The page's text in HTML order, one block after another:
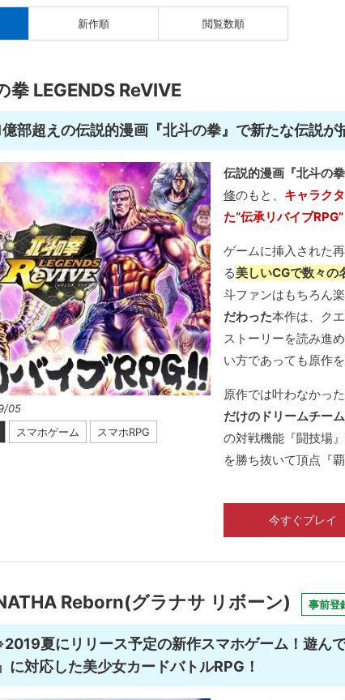
新作順 閲覧数順
拳 LEGENDS ReVIVE
部超えの伝説的漫画『北斗の拳』で新たな伝説が
05
スマホゲーム スマホRPG
伝説的漫画『北斗の
修のもと、 キャラク
た“伝承リバイブRPG”
ゲームに挿入された
る美しいCGで数々の
斗ファンはもちろん楽
だわった本作は、ク
ストーリーを読み進
い方であっても原作
原作では叶わなかっ
だけのドリームチー
の対戦機能『闘技場
を勝ち抜いて頂点『
今すぐプレイ
Reborn(グラナサ リボーン) 事前登
夏にリリース予定の新作スマホゲーム！遊ん
に対応した美少女カードバトルRPG！